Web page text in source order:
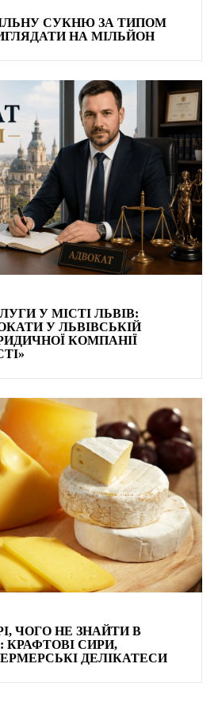
СУКНЮ ЗА ТИПОМ
НА МІЛЬЙОН
У МІСТІ ЛЬВІВ:
У ЛЬВІВСЬКІЙ
КОМПАНІЇ
ЧОГО НЕ ЗНАЙТИ В
КРАФТОВІ СИРИ,
ДЕЛІКАТЕСИ